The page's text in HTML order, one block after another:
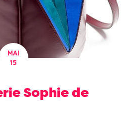
MAI
15
Sophie de